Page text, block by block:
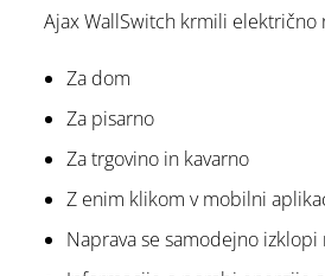
Ajax WallSwitch krmili
Za dom
Za pisarno
Za trgovino in kavarno
Z enim klikom v mobilni
Naprava se samodejno